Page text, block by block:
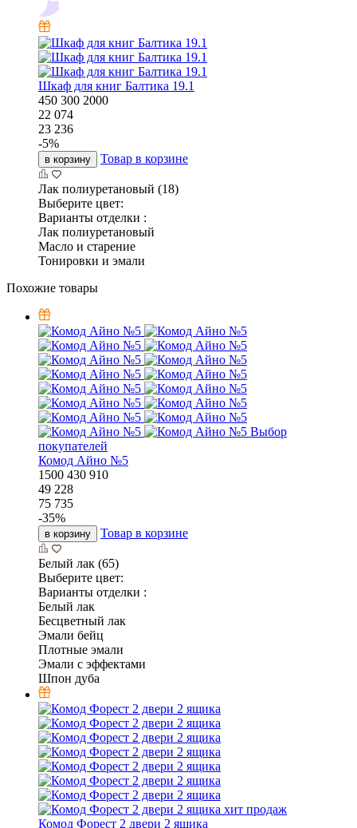
Шкаф для книг Балтика 19.1
450 300 2000
22 074
23 236
-5%
в корзину Товар в корзине
Лак полиуретановый (18)
Выберите цвет:
Варианты отделки :
Лак полиуретановый
Масло и старение
Тонировки и эмали
Похожие товары
Выбор
покупателей
Комод Айно №5
1500 430 910
49 228
75 735
-35%
в корзину Товар в корзине
Белый лак (65)
Выберите цвет:
Варианты отделки :
Белый лак
Бесцветный лак
Эмали бейц
Плотные эмали
Эмали с эффектами
Шпон дуба
хит продаж
Комод Форест 2 двери 2 ящика